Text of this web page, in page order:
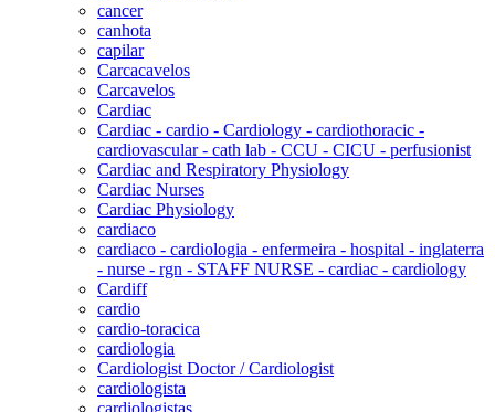
cancer
canhota
capilar
Carcacavelos
Carcavelos
Cardiac
Cardiac - cardio - Cardiology - cardiothoracic -
cardiovascular - cath lab - CCU - CICU - perfusionist
Cardiac and Respiratory Physiology
Cardiac Nurses
Cardiac Physiology
cardiaco
cardiaco - cardiologia - enfermeira - hospital - inglaterra
- nurse - rgn - STAFF NURSE - cardiac - cardiology
Cardiff
cardio
cardio-toracica
cardiologia
Cardiologist Doctor / Cardiologist
cardiologista
cardiologistas